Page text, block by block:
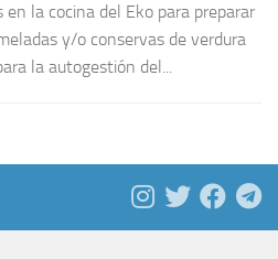
en la cocina del Eko para preparar
y/o conservas de verdura
la autogestión del...